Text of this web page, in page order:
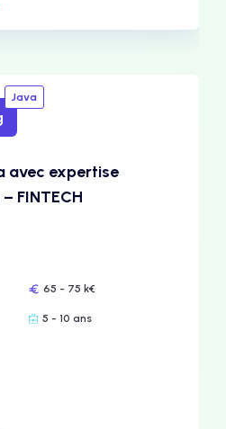
Java
avec expertise
FINTECH
65 - 75 k€
5 - 10 ans